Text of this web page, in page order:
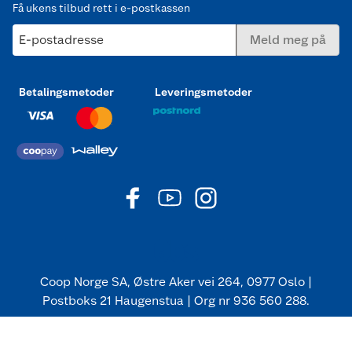
Få ukens tilbud rett i e-postkassen
E-postadresse Meld meg på
Betalingsmetoder Leveringsmetoder
Coop Norge SA, Østre Aker vei 264, 0977 Oslo |
Postboks 21 Haugenstua | Org nr 936 560 288.